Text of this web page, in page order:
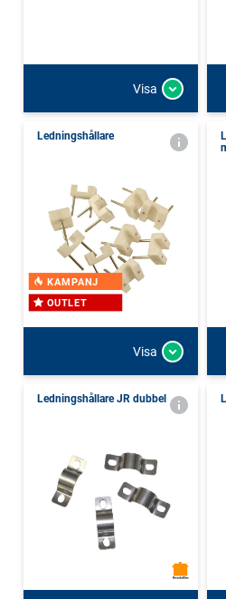
Visa
Ledningshållare
KAMPANJ
OUTLET
Visa
Ledningshållare JR dubbel